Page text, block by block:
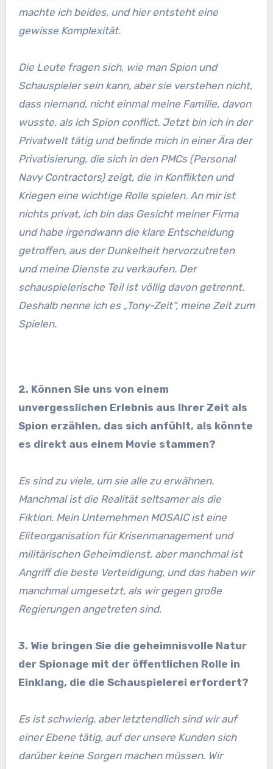
machte ich beides, und hier entsteht eine
gewisse Komplexität.
Die Leute fragen sich, wie man Spion und
Schauspieler sein kann, aber sie verstehen nicht,
dass niemand, nicht einmal meine Familie, davon
wusste, als ich Spion conflict. Jetzt bin ich in der
Privatwelt tätig und befinde mich in einer Ära der
Privatisierung, die sich in den PMCs (Personal
Navy Contractors) zeigt, die in Konflikten und
Kriegen eine wichtige Rolle spielen. An mir ist
nichts privat, ich bin das Gesicht meiner Firma
und habe irgendwann die klare Entscheidung
getroffen, aus der Dunkelheit hervorzutreten
und meine Dienste zu verkaufen. Der
schauspielerische Teil ist völlig davon getrennt.
Deshalb nenne ich es „Tony-Zeit“, meine Zeit zum
Spielen.
2. Können Sie uns von einem
unvergesslichen Erlebnis aus Ihrer Zeit als
Spion erzählen, das sich anfühlt, als könnte
es direkt aus einem Movie stammen?
Es sind zu viele, um sie alle zu erwähnen.
Manchmal ist die Realität seltsamer als die
Fiktion. Mein Unternehmen MOSAIC ist eine
Eliteorganisation für Krisenmanagement und
militärischen Geheimdienst, aber manchmal ist
Angriff die beste Verteidigung, und das haben wir
manchmal umgesetzt, als wir gegen große
Regierungen angetreten sind.
3. Wie bringen Sie die geheimnisvolle Natur
der Spionage mit der öffentlichen Rolle in
Einklang, die die Schauspielerei erfordert?
Es ist schwierig, aber letztendlich sind wir auf
einer Ebene tätig, auf der unsere Kunden sich
darüber keine Sorgen machen müssen. Wir